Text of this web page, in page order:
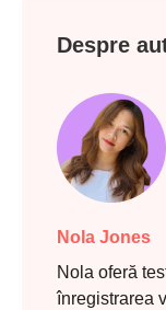
Despre
Nola Jones
Nola oferă
înregistrarea